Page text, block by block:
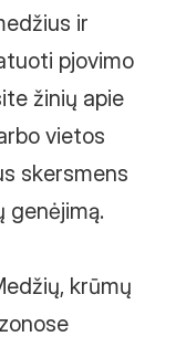
ir
pjovimo
žinių apie
vietos
skersmens
genėjimą.
krūmų